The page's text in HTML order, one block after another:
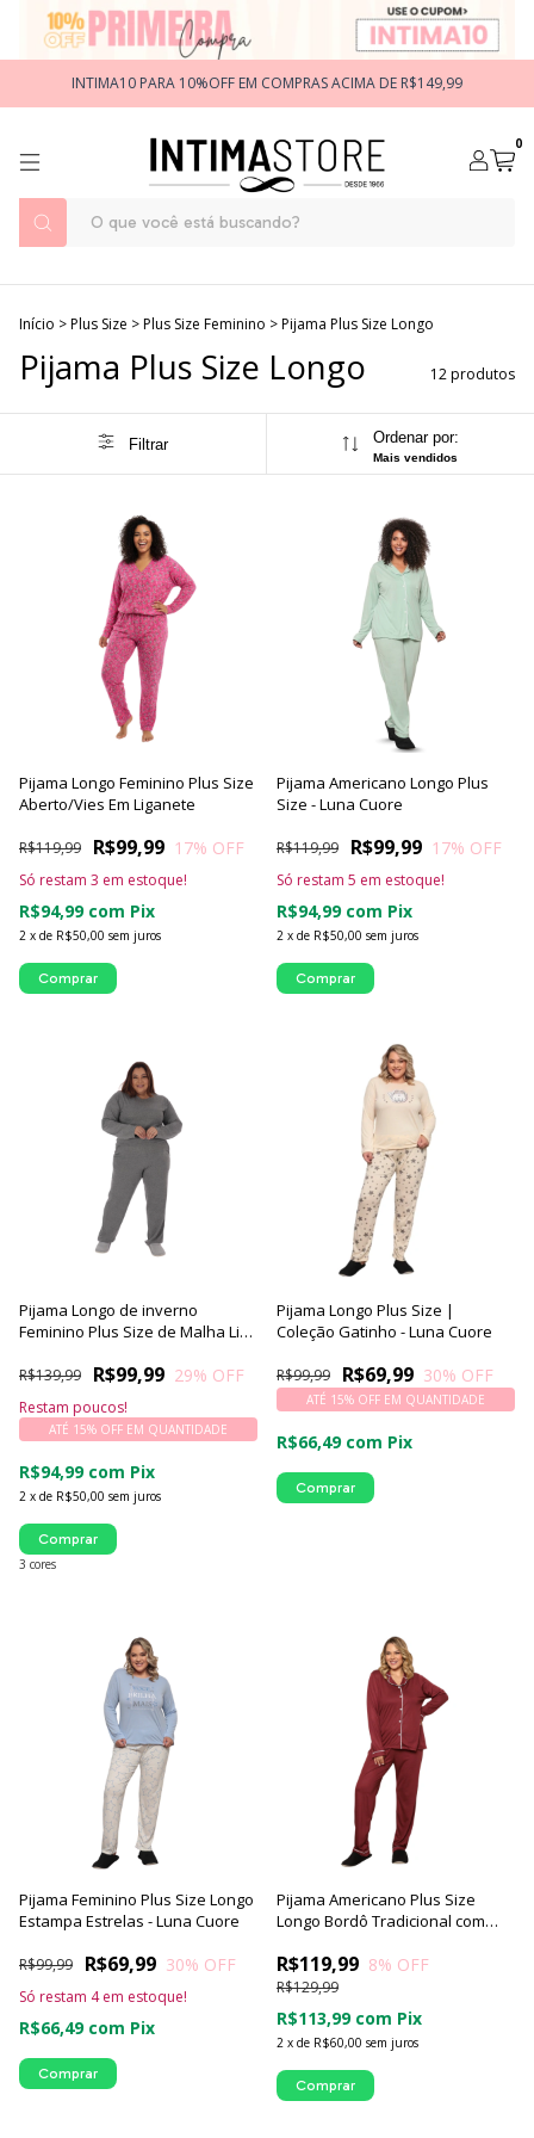
INTIMA10 PARA 10%OFF EM COMPRAS ACIMA DE R$149,99
0
Início >Plus Size >Plus Size Feminino >Pijama Plus Size Longo
Pijama Plus Size Longo 12 produtos
Filtrar Ordenar por:
Mais vendidos
Pijama Longo Feminino Plus Size
Aberto/Vies Em Liganete
R$99,99
R$119,99 17% OFF
2 x de R$50,00 sem juros
R$94,99 com Pix
Só restam 3 em estoque!
Comprar
Pijama Americano Longo Plus
Size - Luna Cuore
R$99,99
R$119,99 17% OFF
2 x de R$50,00 sem juros
R$94,99 com Pix
Só restam 5 em estoque!
Comprar
Pijama Longo de inverno
Feminino Plus Size de Malha Lisa
R$99,99
R$139,99 29% OFF
2 x de R$50,00 sem juros
ATÉ 15% OFF EM QUANTIDADE
R$94,99 com Pix
Restam poucos!
3 cores
Comprar
Pijama Longo Plus Size |
Coleção Gatinho - Luna Cuore
R$69,99
R$99,99 30% OFF
ATÉ 15% OFF EM QUANTIDADE
R$66,49 com Pix
Comprar
Pijama Feminino Plus Size Longo
Estampa Estrelas - Luna Cuore
R$69,99
R$99,99 30% OFF
R$66,49 com Pix
Só restam 4em estoque!
Comprar
Pijama Americano Plus Size
Longo Bordô Tradicional com
R$119,99
R$129,99
8% OFF
2 x de R$60,00 sem juros
R$113,99 com Pix
Comprar